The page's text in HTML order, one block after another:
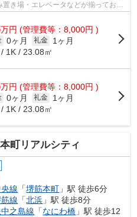
き場・エレベータなどが揃ってお
万円 (管理費等：8,000円 )
0ヶ月 礼金
1ヶ月
1K / 23.08㎡
万円 (管理費等：8,000円 )
0ヶ月 礼金
1ヶ月
1K / 23.08㎡
町リアルシティ
線 「堺筋本町 」駅 徒歩6分
線 「北浜 」駅 徒歩8分
之島線 「なにわ橋 」駅 徒歩12